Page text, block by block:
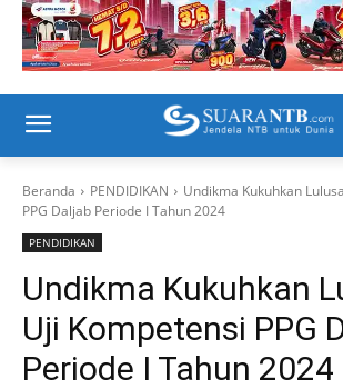
Beranda PENDIDIKAN
Undikma Kukuhkan
PPG Daljab Periode I Tahun 2024
PENDIDIKAN
Undikma Kukuhkan
Uji Kompetensi PPG
Periode I Tahun 2024